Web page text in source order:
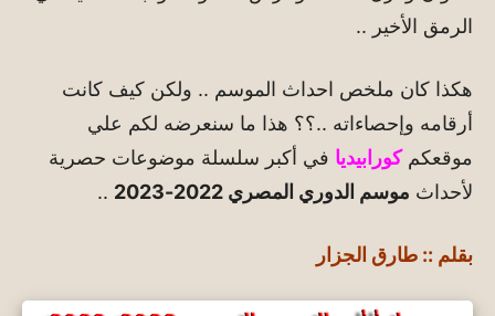
الرمق الأخير ..
هكذا كان ملخص احداث الموسم .. ولكن كيف كانت
أرقامه وإحصاءاته ..؟؟ هذا ما سنعرضه لكم علي
موقعكمكورابيديا في أكبر سلسلة موضوعات حصرية
لأحداث موسم الدوري المصري 2022-2023 ..
بقلم :: طارق الجزار